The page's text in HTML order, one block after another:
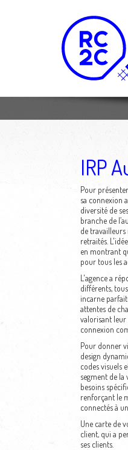
IRP
Pour
sa connexion
diversité de
branche de
de travailleurs
retraités.
en montrant
pour tous les
L'agence a
différents,
incarne
attentes de
valorisant leur
connexion
Pour donner
design
codes visuels
segment de la
besoins
renforçant le
connectés à
Une carte de
client, qui a
ses clients.